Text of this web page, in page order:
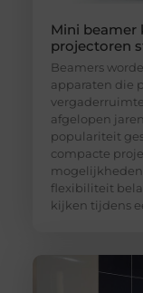
Mini beamer
projectoren
Beamers
apparaten die
afgelopen
populariteit
compacte
flexibiliteit
kijken tijdens